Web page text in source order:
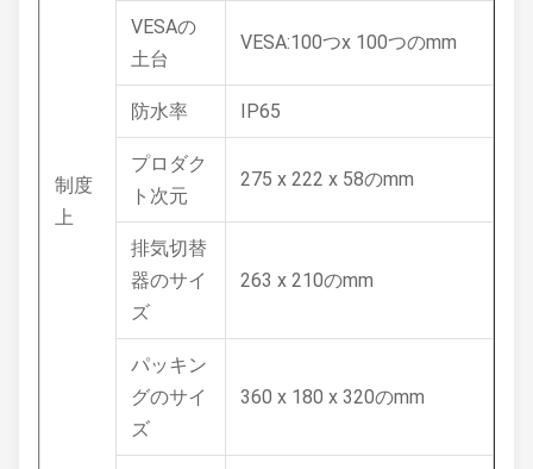
制度
上
VESAの
土台
VESA:100つx 100つのmm
防水率 IP65
プロダク
ト次元
275 x 222 x 58のmm
排気切替
器のサイ
ズ
263 x 210のmm
パッキン
グのサイ
ズ
360 x 180 x 320のmm